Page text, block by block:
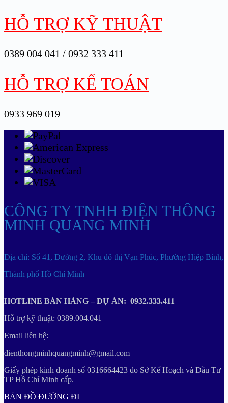
HỖ TRỢ KỸ THUẬT
0389 004 041 / 0932 333 411
HỖ TRỢ KẾ TOÁN
0933 969 019
CÔNG TY TNHH ĐIỆN THÔNG
MINH QUANG MINH
Địa chỉ: Số 41, Đường 2, Khu đô thị Vạn Phúc, Phường Hiệp Bình,
Thành phố Hồ Chí Minh
HOTLINE BÁN HÀNG – DỰ ÁN: 0932.333.411
Hỗ trợ kỹ thuật: 0389.004.041
Email liên hệ:
dienthongminhquangminh@gmail.com
Giấy phép kinh doanh số 0316664423 do Sở Kế Hoạch và Đầu Tư
TP Hồ Chí Minh cấp.
BẢN ĐỒ ĐƯỜNG ĐI